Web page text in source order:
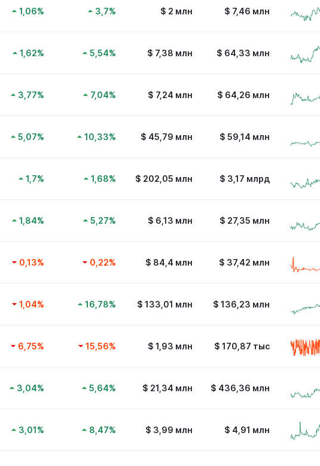
1,06% 3,7% $ 2 млн $ 7,46 млн
1,62% 5,54% $ 7,38 млн $ 64,33 млн
3,77% 7,04% $ 7,24 млн $ 64,26 млн
5,07% 10,33% $ 45,79 млн $ 59,14 млн
1,7% 1,68% $ 202,05 млн $ 3,17 млрд
1,84% 5,27% $ 6,13 млн $ 27,35 млн
0,13% 0,22% $ 84,4 млн $ 37,42 млн
1,04% 16,78% $ 133,01 млн $ 136,23 млн
6,75% 15,56% $ 1,93 млн $ 170,87 тыс
3,04% 5,64% $ 21,34 млн $ 436,36 млн
3,01% 8,47% $ 3,99 млн $ 4,91 млн